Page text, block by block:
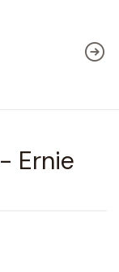
Ernie